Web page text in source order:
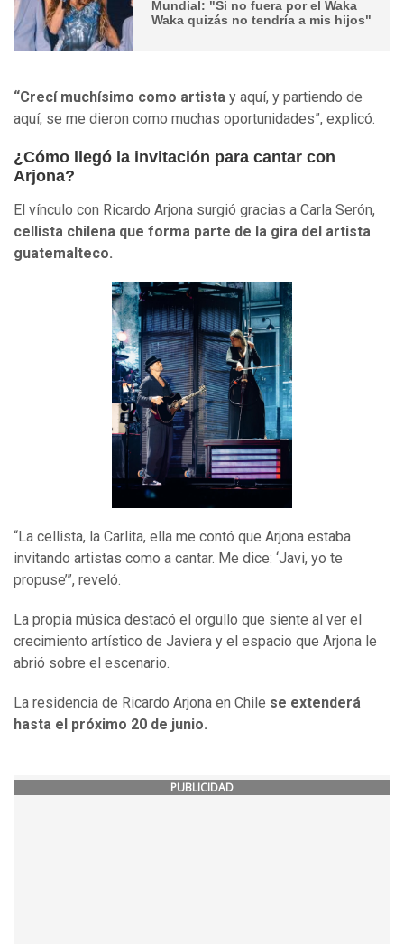
Mundial: "Si no fuera por el Waka
Waka quizás no tendría a mis hijos"
“Crecí muchísimo como artista y aquí, y partiendo de
aquí, se me dieron como muchas oportunidades”, explicó.
¿Cómo llegó la invitación para cantar con
Arjona?
El vínculo con Ricardo Arjona surgió gracias a Carla Serón,
cellista chilena que forma parte de la gira del artista
guatemalteco.
“La cellista, la Carlita, ella me contó que Arjona estaba
invitando artistas como a cantar. Me dice: ‘Javi, yo te
propuse’”, reveló.
La propia música destacó el orgullo que siente al ver el
crecimiento artístico de Javiera y el espacio que Arjona le
abrió sobre el escenario.
La residencia de Ricardo Arjona en Chile se extenderá
hasta el próximo 20 de junio.
PUBLICIDAD